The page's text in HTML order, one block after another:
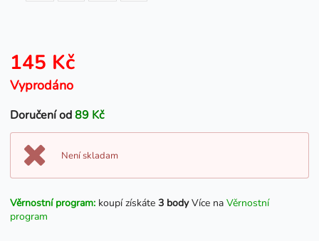
145 Kč
Vyprodáno
Doručení od89 Kč
Není skladam
Věrnostní program: koupí získáte 3 bodyVíce na Věrnostní
program